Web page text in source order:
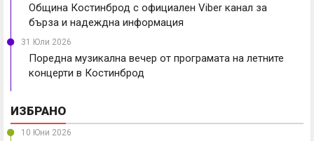
Община Костинброд с официален Viber канал за
бърза и надеждна информация
31 Юли 2026
Поредна музикална вечер от програмата на летните
концерти в Костинброд
ИЗБРАНО
10 Юни 2026